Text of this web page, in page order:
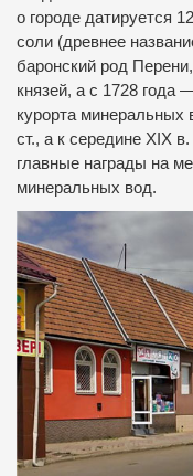
о городе датируется
соли (древнее
баронский род
князей, а с 1728
курорта минеральных
ст., а к середине XIX в.
главные награды на
минеральных вод.